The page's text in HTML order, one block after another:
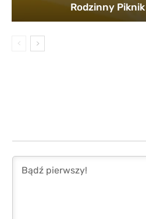
Rodzinny